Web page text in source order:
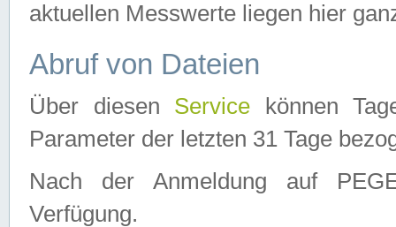
aktuellen Messwerte liegen hier
Abruf von Dateien
Über diesen Service können
Parameter der letzten 31 Tage
Nach der Anmeldung auf
Verfügung.